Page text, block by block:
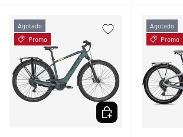
Agotado
Promo
ELEGIR OPCIONES
Agotado
Promo